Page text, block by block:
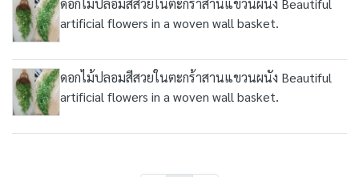
ดอกไม้ปลอมสีสวยในตะกร้าสานแขวนผนัง Beautiful
artificial flowers in a woven wall basket.
ดอกไม้ปลอมสีสวยในตะกร้าสานแขวนผนัง Beautiful
artificial flowers in a woven wall basket.